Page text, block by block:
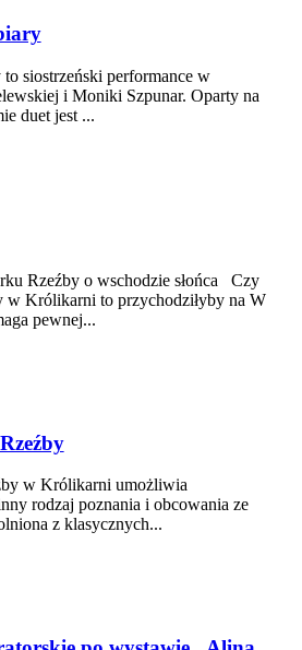
siostrzeński performance w
i Moniki Szpunar. Oparty na
duet jest ...
Rzeźby o wschodzie słońca Czy
w Królikarni to przychodziłyby na W
pewnej...
w Królikarni umożliwia
rodzaj poznania i obcowania ze
z klasycznych...